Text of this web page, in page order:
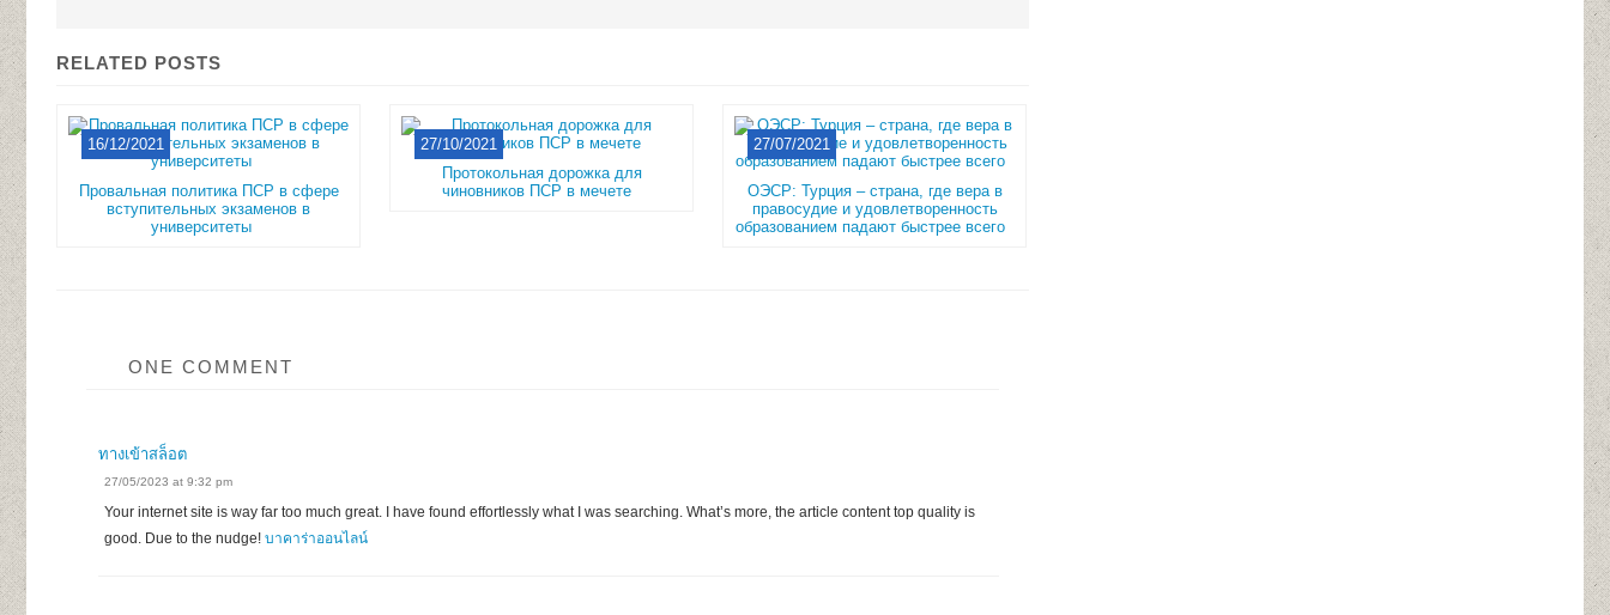
RELATED POSTS
16/12/2021
Провальная политика ПСР в сфере
вступительных экзаменов в
университеты
27/10/2021
Протокольная дорожка для
чиновников ПСР в мечете
27/07/2021
ОЭСР: Турция – страна, где вера в
правосудие и удовлетворенность
образованием падают быстрее всего
ONE COMMENT
ทางเข้าสล็อต
27/05/2023 at 9:32 pm
Your internet site is way far too much great. I have found effortlessly what I was searching. What’s more, the article content top quality is
good. Due to the nudge! บาคาร่าออนไลน์